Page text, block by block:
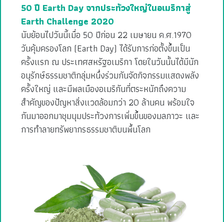
50 ปี Earth Day จากประท้วงใหญ่ในอเมริกาสู่
Earth Challenge 2020
นับย้อนไปวันนี้เมื่อ 50 ปีก่อน 22 เมษายน ค.ศ.1970
วันคุ้มครองโลก (Earth Day) ได้รับการก่อตั้งขึ้นเป็น
ครั้งแรก ณ ประเทศสหรัฐอเมริกา โดยในวันนั้นได้มีนัก
อนุรักษ์ธรรมชาติกลุ่มหนึ่งร่วมกันจัดกิจกรรมแสดงพลัง
ครั้งใหญ่ และมีพลเมืองอเมริกันที่ตระหนักถึงความ
สำคัญของปัญหาสิ่งแวดล้อมกว่า 20 ล้านคน พร้อมใจ
กันมาออกมาชุมนุมประท้วงการเพิ่มขึ้นของมลภาวะ และ
การทำลายทรัพยากรธรรมชาติบนพื้นโลก